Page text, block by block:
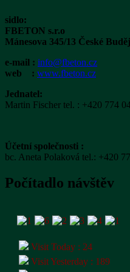
sidlo:
FBETON s.r.o
Mánesova 345/13 České
e-mail : info@fbeton.cz
web : www.fbeton.cz
Jednatel:
Martin Fischer tel. : +420 774
Účetní společnosti :
bc. Aneta Polaková tel.: ‭+420
Počítadlo návštěv
Visit Today : 24
Visit Yesterday : 189